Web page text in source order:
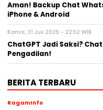
Aman! Backup Chat
iPhone & Android
Kamis, 31 Juli 2025 - 22:52 WIB
ChatGPT Jadi Saksi?
Pengadilan!
BERITA TERBARU
RagamInfo